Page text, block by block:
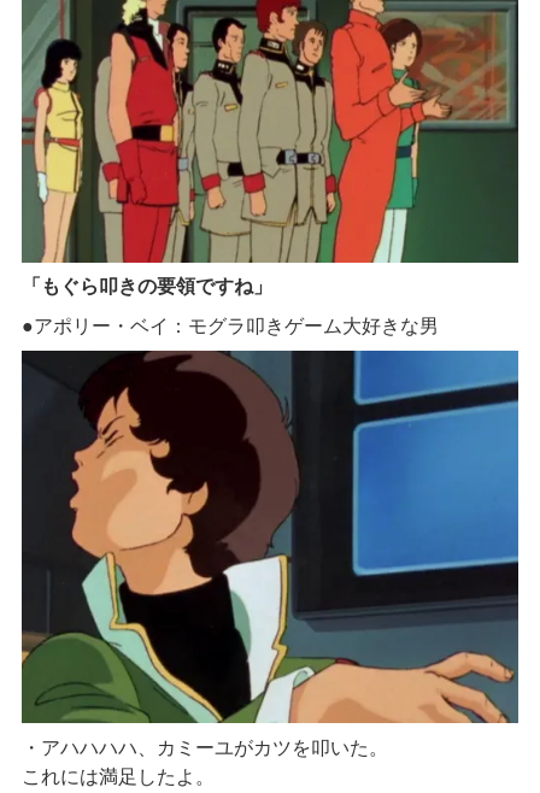
「もぐら叩きの要領ですね」
●アポリー・ベイ：モグラ叩きゲーム大好きな男
・アハハハハ、カミーユがカツを叩いた。
これには満足したよ。